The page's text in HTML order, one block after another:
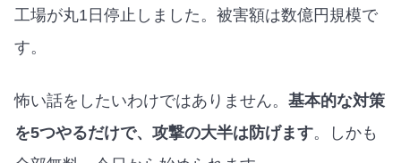
工場が丸1日停止しました。被害額は数億円規模で
す。
怖い話をしたいわけではありません。 基本的な対策
を5つやるだけで、攻撃の大半は防げます。しかも